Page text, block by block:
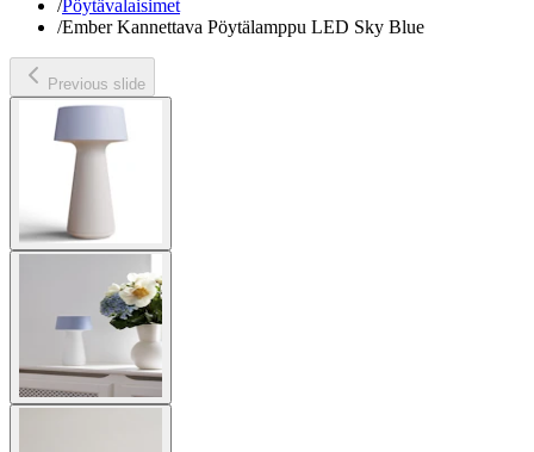
/Pöytävalaisimet
/Ember Kannettava Pöytälamppu LED Sky Blue
Previous slide